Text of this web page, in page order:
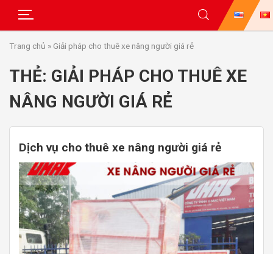
Trang chủ » Giải pháp cho thuê xe nâng người giá rẻ
THẺ: GIẢI PHÁP CHO THUÊ XE
NÂNG NGƯỜI GIÁ RẺ
Dịch vụ cho thuê xe nâng người giá rẻ